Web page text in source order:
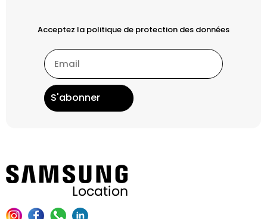
Acceptez la politique de protection des données